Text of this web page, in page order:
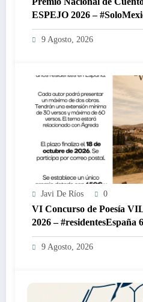
ESPEJO 2026 –
pesos MXN
9 Agosto, 2026
Javi De Ríos 0
VI Concurso de Poesía
2026 – #residentesEspaña
9 Agosto, 2026